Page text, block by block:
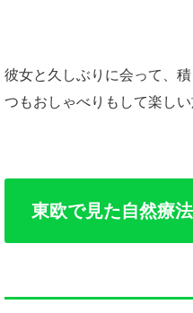
彼女と久しぶりに会って、
つもおしゃべりもして楽し
東欧で見た自然療法